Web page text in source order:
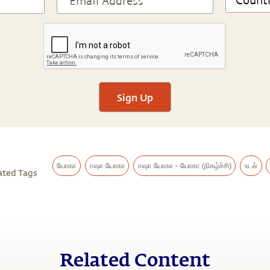
Sign Up
Tags
யோகா ஈஷா யோகா ஈஷா யோகா - யோகா (நிகழ்ச்சி) உடல்
Related Content